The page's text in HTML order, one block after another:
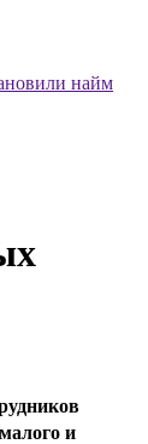
найм
и